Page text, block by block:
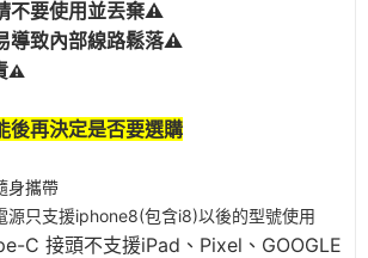
不要使用並丟棄⚠️
導致內部線路鬆落⚠️
⚠️
後再決定是否要選購
身攜帶
只支援iphone8(包含i8)以後的型號使用
C 接頭不支援iPad、Pixel、GOOGLE